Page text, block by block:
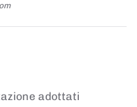
adottati